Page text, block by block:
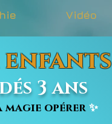
Vidéo
enfants
3 ans
opérer ✨